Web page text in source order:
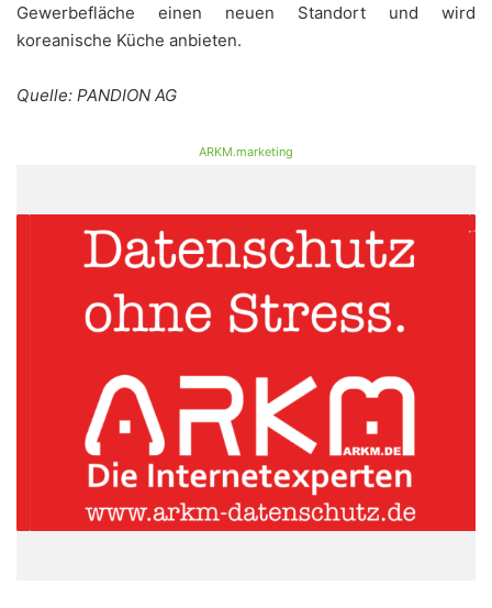
Gewerbefläche einen neuen Standort und wird
koreanische Küche anbieten.
Quelle: PANDION AG
ARKM.marketing